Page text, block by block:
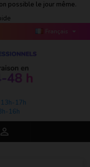
possible le jour même.
Français 
13h-17h
16h
